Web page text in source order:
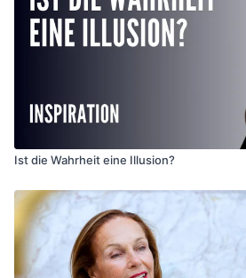
Ist die Wahrheit eine Illusion?